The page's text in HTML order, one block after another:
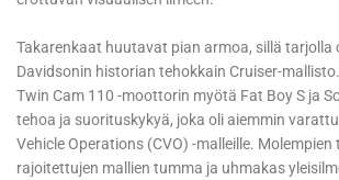
Takarenkaat huutavat pian armoa, sillä tarjolla
Davidsonin historian tehokkain Cruiser-mallisto.
Twin Cam 110 -moottorin myötä Fat Boy S ja
tehoa ja suorituskykyä, joka oli aiemmin
Vehicle Operations (CVO) -malleille.
rajoitettujen mallien tumma ja uhmakas